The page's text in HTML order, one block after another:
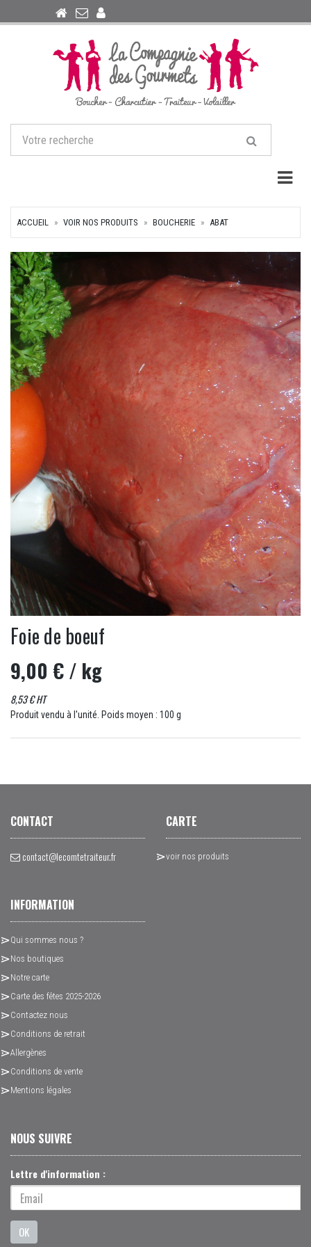
ACCUEIL VOIR NOS PRODUITS BOUCHERIE ABAT
Foie de boeuf
9,00 €/ kg
8,53 € HT
Produit vendu à l'unité. Poids moyen : 100 g
CONTACT
contact@lecomtetraiteur.fr
CARTE
voir nos produits
INFORMATION
Qui sommes nous ?
Nos boutiques
Notre carte
Carte des fêtes 2025-2026
Contactez nous
Conditions de retrait
Allergènes
Conditions de vente
Mentions légales
NOUS SUIVRE
Lettre d'information :
OK